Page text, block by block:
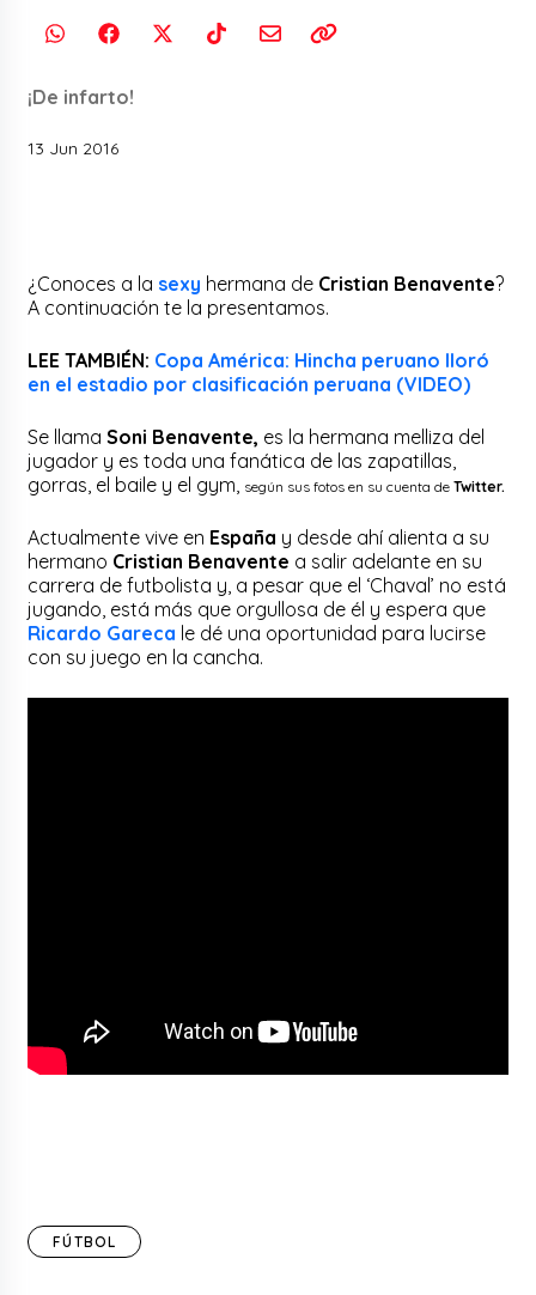
¡De infarto!
13 Jun 2016
¿Conoces a la sexy hermana de Cristian Benavente?
A continuación te la presentamos.
LEE TAMBIÉN: Copa América: Hincha peruano lloró
en el estadio por clasificación peruana (VIDEO)
Se llamaSoni Benavente, es la hermana melliza del
jugador y es toda una fanática de las zapatillas,
gorras, el baile y el gym, según sus fotos en su cuenta deTwitter.
Actualmente vive en España y desde ahí alienta a su
hermano Cristian Benavente a salir adelante en su
carrera de futbolista y, a pesar que el ‘Chaval’ no está
jugando, está más que orgullosa de él y espera que
Ricardo Gareca le dé una oportunidad para lucirse
con su juego en la cancha.
FÚTBOL